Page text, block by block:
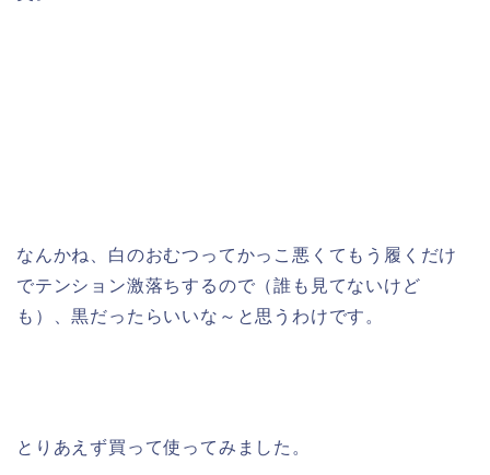
なんかね、白のおむつってかっこ悪くてもう履くだけ
でテンション激落ちするので（誰も見てないけど
も）、黒だったらいいな～と思うわけです。
とりあえず買って使ってみました。